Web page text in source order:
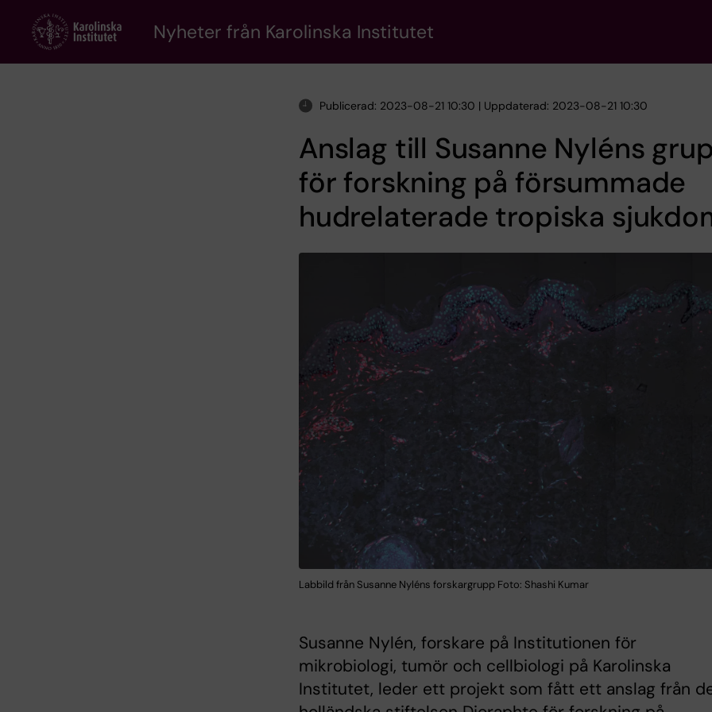
content
Nyheter från Karolinska Institutet
Publicerad: 2023-08-21 10:30 | Uppdaterad: 2023-08-21 10:30
Anslag till Susanne Nyléns
för forskning på försummade
hudrelaterade tropiska
Labbild från Susanne Nyléns forskargrupp Foto: Shashi Kumar
Susanne Nylén, forskare på Institutionen för
mikrobiologi, tumör och cellbiologi på Karolinska
Institutet, leder ett projekt som fått ett anslag från